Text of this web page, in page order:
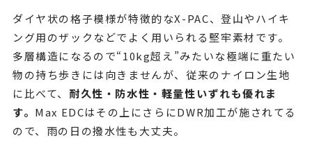
ダイヤ状の格子模様が特徴的なX-PAC、登山やハイキ
ング用のザックなどでよく用いられる堅牢素材です。
多層構造になるので“10kg超え”みたいな極端に重たい
物の持ち歩きには向きませんが、従来のナイロン生地
に比べて、 耐久性・防水性・軽量性いずれも優れま
す。 Max EDCはその上にさらにDWR加工が施されてる
ので、雨の日の撥水性も大丈夫。